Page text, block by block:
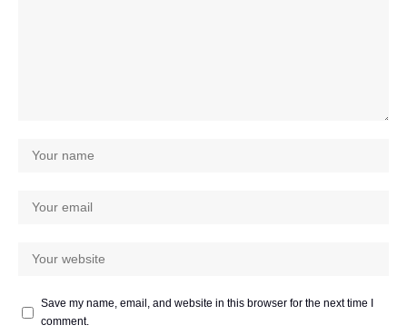
Save my name, email, and website in this browser for the next time I
comment.